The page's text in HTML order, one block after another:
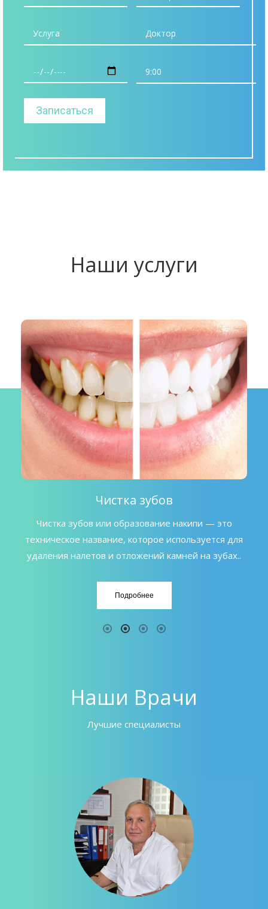
Наши услуги
Чистка зубов
Чистка зубов или образование накипи — это
техническое название, которое используется для
удаления налетов и отложений камней на зубах..
Подробнее
Наши Врачи
Лучшие специалисты